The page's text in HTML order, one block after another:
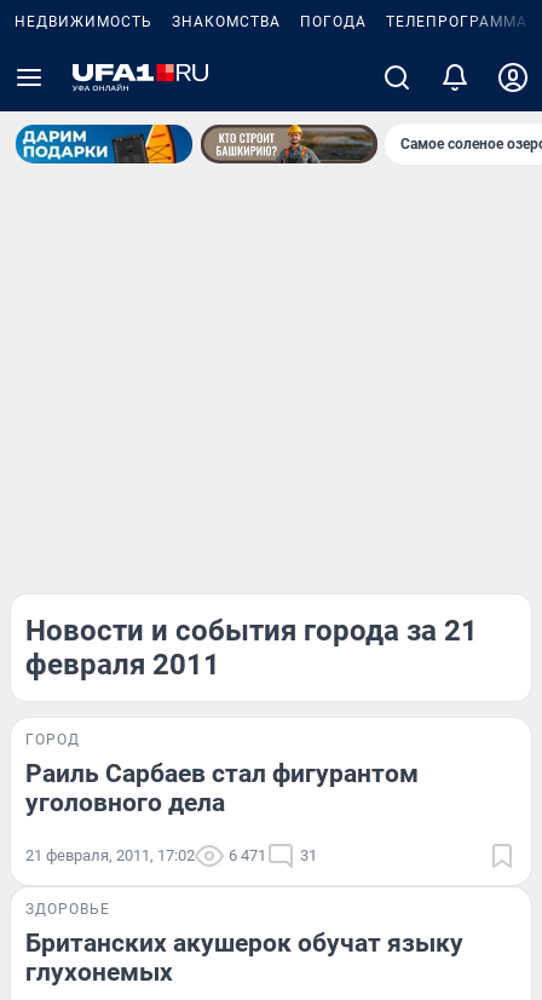
НЕДВИЖИМОСТЬ ЗНАКОМСТВА ПОГОДА ТЕЛЕПРОГРАММА
Самое соленое
Новости и события города за 21
февраля 2011
ГОРОД
Раиль Сарбаев стал фигурантом
уголовного дела
21 февраля, 2011, 17:02 6 471 31
ЗДОРОВЬЕ
Британских акушерок обучат языку
глухонемых